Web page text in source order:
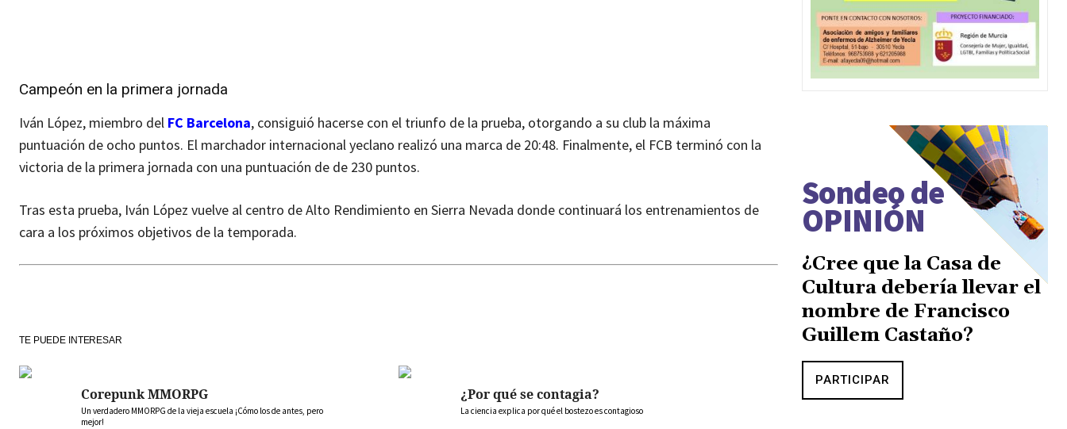
Campeón en la primera jornada
Iván López, miembro del FC Barcelona, consiguió hacerse con el triunfo de la prueba, otorgando a su club la máxima
puntuación de ocho puntos. El marchador internacional yeclano realizó una marca de 20:48. Finalmente, el FCB terminó con la
victoria de la primera jornada con una puntuación de de 230 puntos.
Tras esta prueba, Iván López vuelve al centro de Alto Rendimiento en Sierra Nevada donde continuará los entrenamientos de
cara a los próximos objetivos de la temporada.
TE PUEDE INTERESAR
Corepunk MMORPG
Un verdadero MMORPG de la vieja escuela ¡Cómo los de antes, pero
mejor!
¿Por qué se contagia?
La ciencia explica por qué el bostezo es contagioso
Sondeo de
OPINIÓN
¿Cree que la Casa de
Cultura debería llevar el
nombre de Francisco
Guillem Castaño?
PARTICIPAR